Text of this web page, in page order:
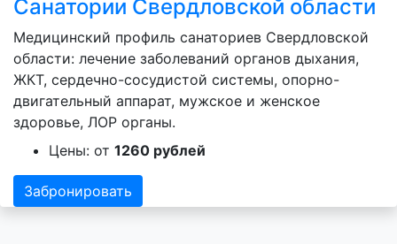
Санатории Свердловской области
Медицинский профиль санаториев Свердловской
области: лечение заболеваний органов дыхания,
ЖКТ, сердечно-сосудистой системы, опорно-
двигательный аппарат, мужское и женское
здоровье, ЛОР органы.
Цены: от 1260 рублей
Забронировать